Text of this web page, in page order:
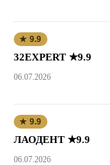
★ 9.9
32EXPERT ★9.9
06.07.2026
★ 9.9
ЛАОДЕНТ ★9.9
06.07.2026